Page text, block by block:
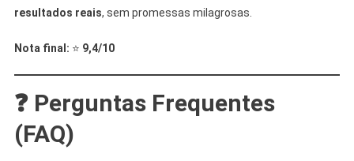
resultados reais, sem promessas milagrosas.
Nota final: ⭐ 9,4/10
❓ Perguntas Frequentes
(FAQ)